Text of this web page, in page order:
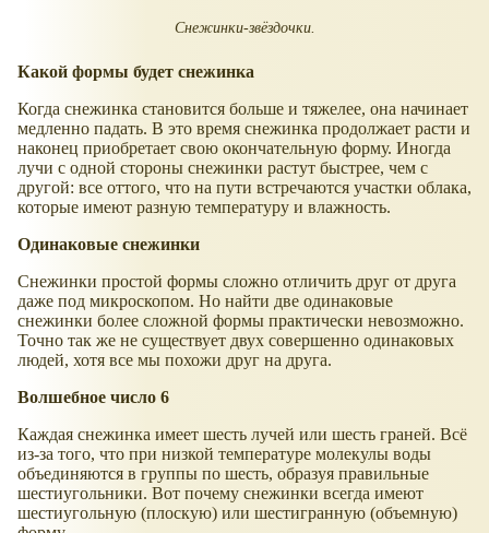
Снежинки-звёздочки.
Какой формы будет снежинка
Когда снежинка становится больше и тяжелее, она начинает
медленно падать. В это время снежинка продолжает расти и
наконец приобретает свою окончательную форму. Иногда
лучи с одной стороны снежинки растут быстрее, чем с
другой: все оттого, что на пути встречаются участки облака,
которые имеют разную температуру и влажность.
Одинаковые снежинки
Снежинки простой формы сложно отличить друг от друга
даже под микроскопом. Но найти две одинаковые
снежинки более сложной формы практически невозможно.
Точно так же не существует двух совершенно одинаковых
людей, хотя все мы похожи друг на друга.
Волшебное число 6
Каждая снежинка имеет шесть лучей или шесть граней. Всё
из-за того, что при низкой температуре молекулы воды
объединяются в группы по шесть, образуя правильные
шестиугольники. Вот почему снежинки всегда имеют
шестиугольную (плоскую) или шестигранную (объемную)